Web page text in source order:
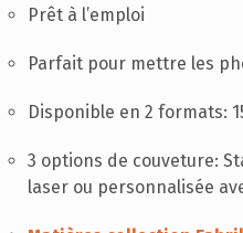
Prêt à l’emploi
Parfait pour mettre les
Disponible en 2 formats:
3 options de couveture:
laser ou personnalisée